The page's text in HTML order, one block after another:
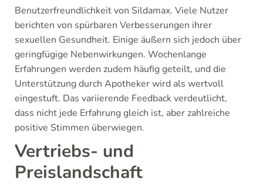
Benutzerfreundlichkeit von Sildamax. Viele Nutzer
berichten von spürbaren Verbesserungen ihrer
sexuellen Gesundheit. Einige äußern sich jedoch über
geringfügige Nebenwirkungen. Wochenlange
Erfahrungen werden zudem häufig geteilt, und die
Unterstützung durch Apotheker wird als wertvoll
eingestuft. Das variierende Feedback verdeutlicht,
dass nicht jede Erfahrung gleich ist, aber zahlreiche
positive Stimmen überwiegen.
Vertriebs- und
Preislandschaft